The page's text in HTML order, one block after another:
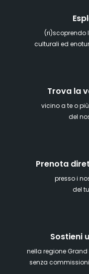
(ri)scoprendo
culturali ed
Trova la
vicino a te o
del
Prenota
presso i
del
Sostieni
nella regione
senza